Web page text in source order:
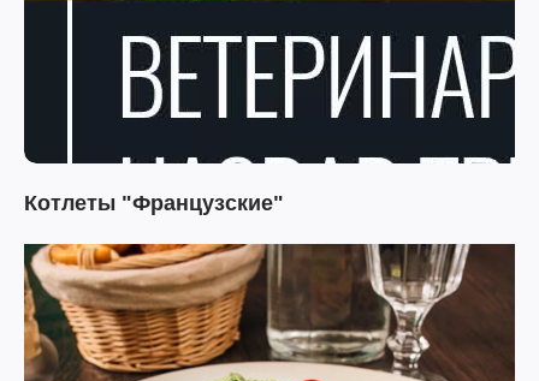
Котлеты "Французские"